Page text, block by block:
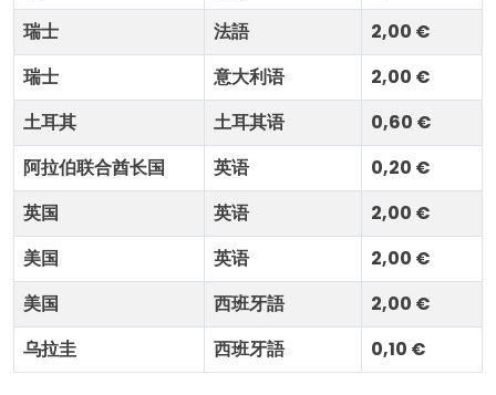
瑞士
法語
2,00 €
瑞士
意大利语
2,00 €
土耳其
土耳其语
0,60 €
阿拉伯联合酋长国
英语
0,20 €
英国
英语
2,00 €
美国
英语
2,00 €
美国
西班牙語
2,00 €
乌拉圭
西班牙語 0,10 €